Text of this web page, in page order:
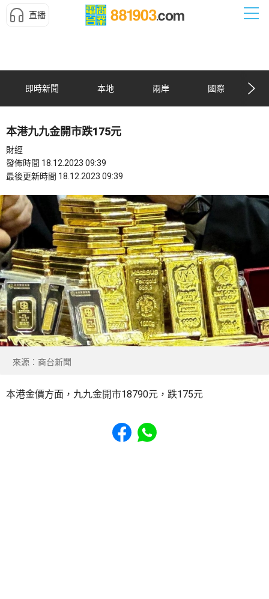
直播
即時新聞 本地 兩岸 國際
本港九九金開市跌175元
財經
發佈時間 18.12.2023 09:39
最後更新時間 18.12.2023 09:39
來源：商台新聞
本港金價方面，九九金開市18790元，跌175元
Share to Facebook
Share to WhatsApp